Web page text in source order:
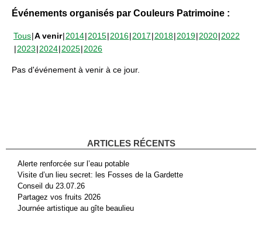
Événements organisés par Couleurs Patrimoine :
Tous A venir 2014 2015 2016 2017 2018 2019 2020 2022
2023 2024 2025 2026
Pas d'événement à venir à ce jour.
ARTICLES RÉCENTS
Alerte renforcée sur l’eau potable
Visite d’un lieu secret: les Fosses de la Gardette
Conseil du 23.07.26
Partagez vos fruits 2026
Journée artistique au gîte beaulieu